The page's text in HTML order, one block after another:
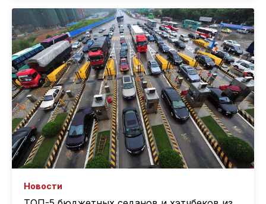
Новости